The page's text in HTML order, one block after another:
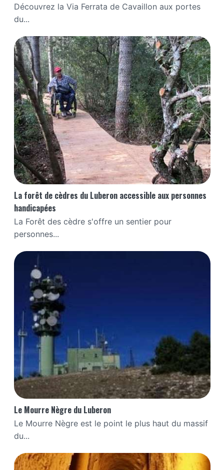
Découvrez la Via Ferrata de Cavaillon aux portes
du...
La forêt de cèdres du Luberon accessible aux personnes
handicapées
La Forêt des cèdre s'offre un sentier pour
personnes...
Le Mourre Nègre du Luberon
Le Mourre Nègre est le point le plus haut du massif
du...